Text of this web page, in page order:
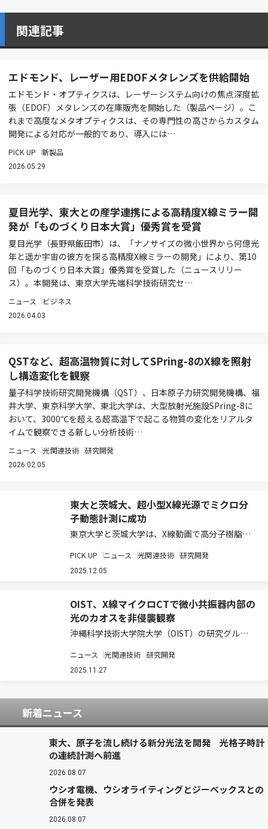
関連記事
エドモンド、レーザー用EDOFメタレンズを供給開始
エドモンド・オプティクスは、レーザーシステム向けの焦点深度拡
張（EDOF）メタレンズの在庫販売を開始した（製品ページ）。こ
れまで高度なメタオプティクスは、その専門性の高さからカスタム
開発による対応が一般的であり、導入には…
PICK UP 新製品
2026.05.29
夏目光学、東大との産学連携による高精度X線ミラー開
発が「ものづくり日本大賞」優秀賞を受賞
夏目光学（長野県飯田市）は、「ナノサイズの微小世界から何億光
年と遥か宇宙の彼方を探る高精度X線ミラーの開発」により、第10
回「ものづくり日本大賞」優秀賞を受賞した（ニュースリリー
ス）。本開発は、東京大学先端科学技術研究セ…
ニュース ビジネス
2026.04.03
QSTなど、超高温物質に対してSPring-8のX線を照射
し構造変化を観察
量子科学技術研究開発機構（QST）、日本原子力研究開発機構、福
井大学、東京科学大学、東北大学は、大型放射光施設SPring-8に
おいて、3000℃を超える超高温下で起こる物質の変化をリアルタ
イムで観察できる新しい分析技術…
ニュース 光関連技術 研究開発
2026.02.05
東大と茨城大、超小型X線光源でミクロ分
子動態計測に成功
東京大学と茨城大学は、X線動画で高分子樹脂内
「透過 X 線明滅法（TXB）」を開発した（ニュー
スリリース）。 X線透過像は臨床ではレントゲン
PICK UP ニュース 光関連技術 研究開発
2025.12.05
OIST、X線マイクロCTで微小共振器内部の
光のカオスを非侵襲観察
沖縄科学技術大学院大学（OIST）の研究グルー
傷することなく画像化・解析する手法を開発した
（ニュースリリース）。 光学の世界では、マイク
ニュース 光関連技術 研究開発
2025.11.27
新着ニュース
東大、原子を流し続ける新分光法を開発 光格子時計
の連続計測へ前進
2026.08.07
ウシオ電機、ウシオライティングとジーベックスとの
合併を発表
2026.08.07